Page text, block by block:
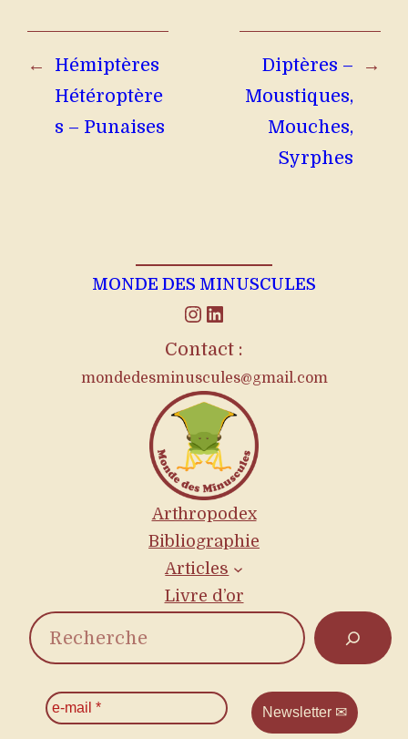
←
Hémiptères
Hétéroptère
s – Punaises
→
Diptères –
Moustiques,
Mouches,
Syrphes
MONDE DES MINUSCULES
Instagram LinkedIn
Contact :
mondedesminuscules@gmail.com
Arthropodex
Bibliographie
Articles
Livre d’or
R
e
e
m